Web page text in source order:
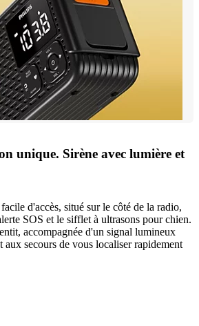
unique. Sirène avec lumière et
d'accès, situé sur le côté de la radio,
SOS et le sifflet à ultrasons pour chien.
accompagnée d'un signal lumineux
secours de vous localiser rapidement